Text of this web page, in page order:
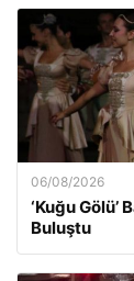
06/08/2026
‘Kuğu
Buluştu